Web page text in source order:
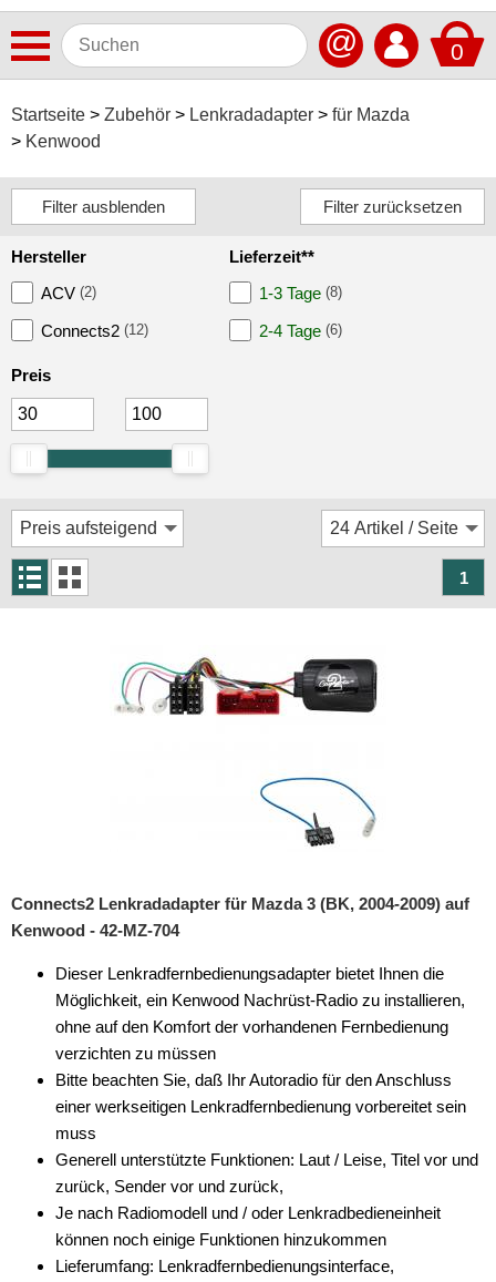
0
@
Startseite Zubehör Lenkradadapter
für Mazda
Kenwood
Autoradios
Dashcams
Freisprechanlagen
Lautsprecher
Multimedia
Navigationssoftware
Soundprozessoren
Subwoofer
Antennenstab
Antennenzubehör
Aux-In-Adapter
CAN-BUS-Adapter
Cinch-Kabel
Hersteller
ACV (2)
Connects2 (12)
Lieferzeit**
1-3 Tage (8)
2-4 Tage (6)
Preis
1
Connects2 Lenkradadapter für Mazda 3 (BK, 2004-2009) auf
Kenwood - 42-MZ-704
Dieser Lenkradfernbedienungsadapter bietet Ihnen die
Möglichkeit, ein Kenwood Nachrüst-Radio zu installieren,
ohne auf den Komfort der vorhandenen Fernbedienung
verzichten zu müssen
Bitte beachten Sie, daß Ihr Autoradio für den Anschluss
einer werkseitigen Lenkradfernbedienung vorbereitet sein
muss
Generell unterstützte Funktionen: Laut / Leise, Titel vor und
zurück, Sender vor und zurück,
Je nach Radiomodell und / oder Lenkradbedieneinheit
können noch einige Funktionen hinzukommen
Lieferumfang: Lenkradfernbedienungsinterface,